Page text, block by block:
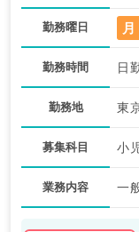
勤務曜日 月
勤務時間 日
勤務地 東
募集科目 小
業務内容 一